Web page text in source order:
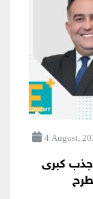
4 August,
كبرى